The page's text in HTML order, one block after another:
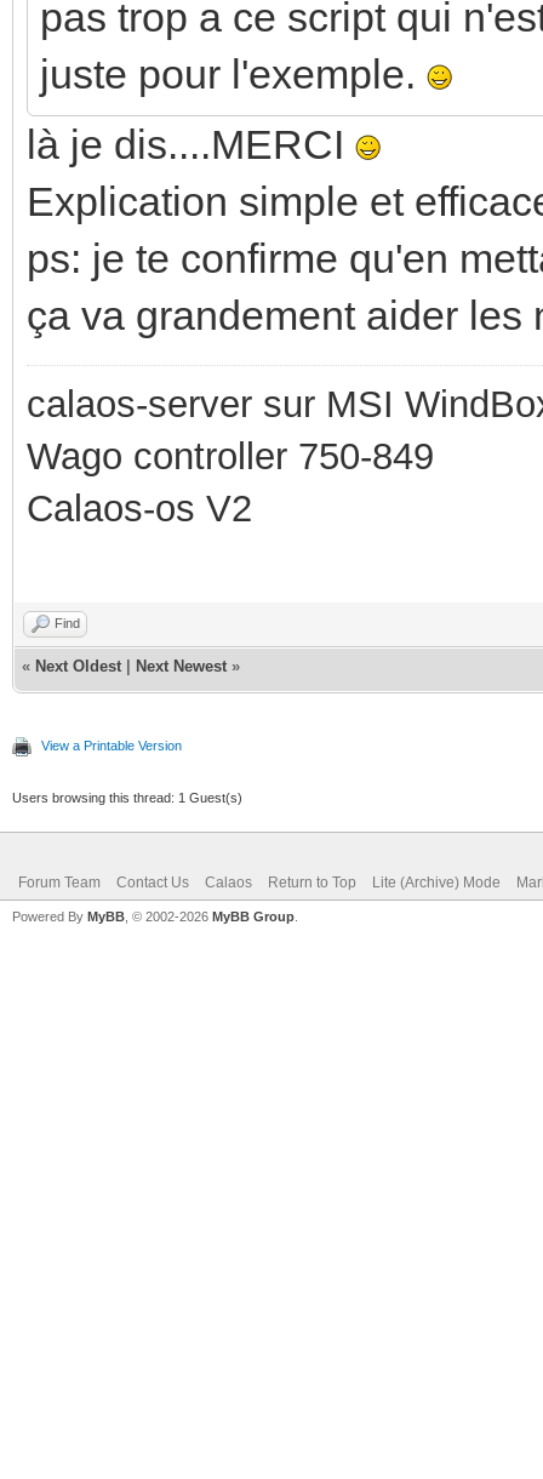
pas trop a ce script qui
juste pour l'exemple.
là je dis....MERCI
Explication simple et
ps: je te confirme qu'en
ça va grandement aider les
calaos-server sur MSI
Wago controller 750-849
Calaos-os V2
Find
« Next Oldest Next Newest »
View a Printable Version
Users browsing this thread: 1 Guest(s)
Forum Team Contact Us Calaos Return to Top Lite (Archive) Mode
Powered By MyBB , © 2002-2026 MyBB Group